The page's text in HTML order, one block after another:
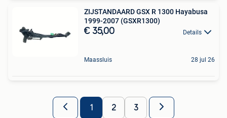
ZIJSTANDAARD GSX R 1300 Hayabusa
1999-2007 (GSXR1300)
€ 35,00 Details
Maassluis 28 jul 26
1 2 3